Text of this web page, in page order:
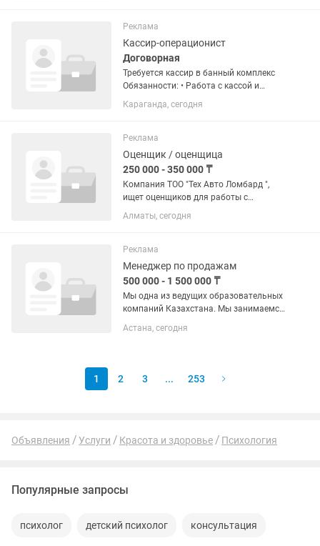
Что нужно делать: — Встречать
клиентов и...
Реклама
Кассир-операционист
Договорная
Требуется кассир в банный комплекс
Обязанности: • Работа с кассой и
оплатами • Встреча гостей •
Консультация по услугам • Продажа
Караганда, сегодня
Реклама
Оценщик / оценщица
250 000 - 350 000 ₸
Компания ТОО "Тех Авто Ломбард ",
ищет оценщиков для работы с
клиентами. Требование к кандидатам: -
Знание Казахского и Русского языка -
- Обслуживание клиентов...
Алматы, сегодня
Реклама
Менеджер по продажам
500 000 - 1 500 000 ₸
Мы одна из ведущих образовательных
компаний Казахстана. Мы занимаемся
а также к ЕНТ, помогая ученикам
Астана, сегодня
1 2 3 ... 253
Объявления Услуги Красота и здоровье Психология
Популярные запросы
психолог детский психолог консультация